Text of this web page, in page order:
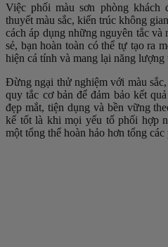
Việcphối màu sơn phòng khách
thuyết màu sắc, kiến trúc không
cách áp dụng những nguyên tắc và
sẻ, bạn hoàn toàn có thể tự tạo ra
hiện cá tính và mang lại năng
Đừng ngại thử nghiệm với màu
quy tắc cơ bản để đảm bảo kết
đẹp mắt, tiện dụng và bền vững
kế tốt là khi mọi yếu tố phối hợp
một tổng thể hoàn hảo hơn tổng các